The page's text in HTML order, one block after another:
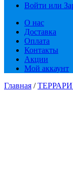
Войти или
О нас
Доставка
Оплата
Контакты
Акции
Мой аккаунт
Главная /